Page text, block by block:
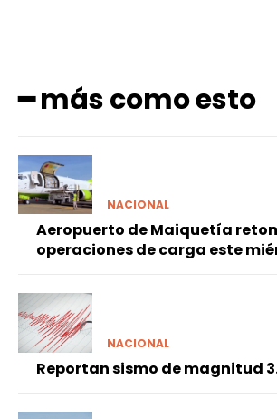
━ más como esto
NACIONAL
Aeropuerto de Maiquetía
operaciones de carga este
NACIONAL
Reportan sismo de magnitud